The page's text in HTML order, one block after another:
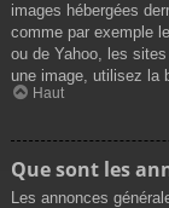
images hébergées
comme par exemple
ou de Yahoo, les
une image, utilisez la
Haut
Que sont les
Les annonces